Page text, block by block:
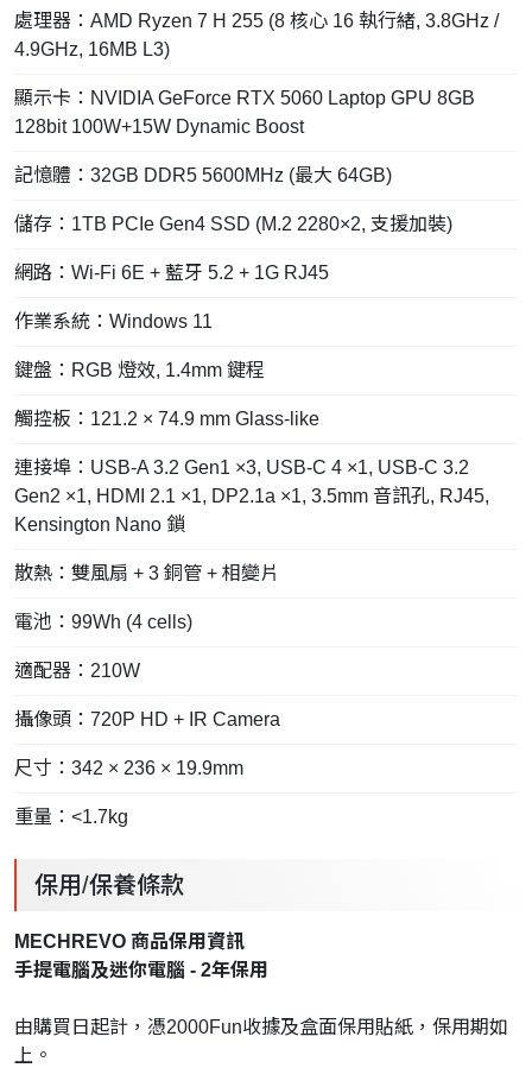
處理器：AMD Ryzen 7 H 255 (8 核心 16 執行緒, 3.8GHz /
4.9GHz, 16MB L3)
顯示卡：NVIDIA GeForce RTX 5060 Laptop GPU 8GB
128bit 100W+15W Dynamic Boost
記憶體：32GB DDR5 5600MHz (最大 64GB)
儲存：1TB PCIe Gen4 SSD (M.2 2280×2, 支援加裝)
網路：Wi-Fi 6E + 藍牙 5.2 + 1G RJ45
作業系統：Windows 11
鍵盤：RGB 燈效, 1.4mm 鍵程
觸控板：121.2 × 74.9 mm Glass-like
連接埠：USB-A 3.2 Gen1 ×3, USB-C 4 ×1, USB-C 3.2
Gen2 ×1, HDMI 2.1 ×1, DP2.1a ×1, 3.5mm 音訊孔, RJ45,
Kensington Nano 鎖
散熱：雙風扇 + 3 銅管 + 相變片
電池：99Wh (4 cells)
適配器：210W
攝像頭：720P HD + IR Camera
尺寸：342 × 236 × 19.9mm
重量：<1.7kg
保用/保養條款
MECHREVO 商品保用資訊
手提電腦及迷你電腦 - 2年保用
由購買日起計，憑2000Fun收據及盒面保用貼紙，保用期如
上。